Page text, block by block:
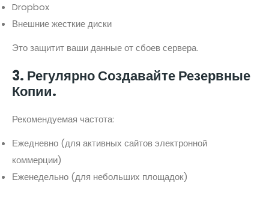
Dropbox
Внешние жесткие диски
Это защитит ваши данные от сбоев сервера.
3. Регулярно Создавайте Резервные
Копии.
Рекомендуемая частота:
Ежедневно (для активных сайтов электронной
коммерции)
Еженедельно (для небольших площадок)